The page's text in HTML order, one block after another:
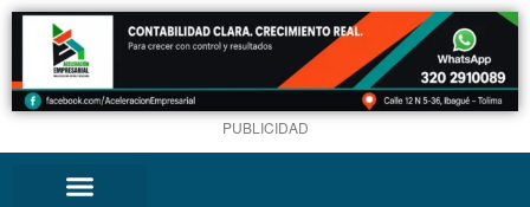
PUBLICIDAD